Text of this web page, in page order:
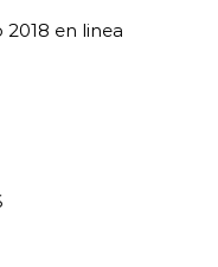
en linea